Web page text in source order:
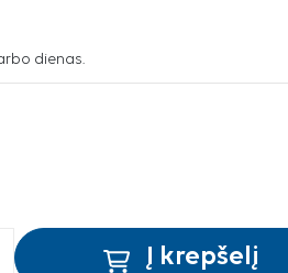
dienas.
Į krepšelį